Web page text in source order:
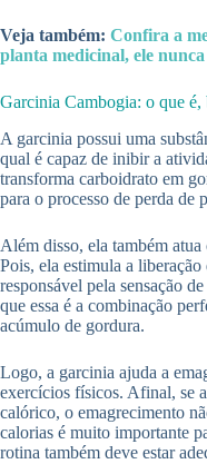
Veja também: Confira a
planta medicinal, ele
Garcinia Cambogia: o que
A garcinia possui uma
qual é capaz de inibir a
transforma carboidrato em
para o processo de perda de
Além disso, ela também
Pois, ela estimula a
responsável pela sensação de
que essa é a combinação
acúmulo de gordura.
Logo, a garcinia ajuda a
exercícios físicos. Afinal, se
calórico, o emagrecimento
calorias é muito importante
rotina também deve estar